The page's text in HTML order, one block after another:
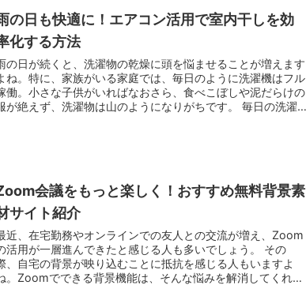
の日も快適に！エアコン活用で室内干しを効
化する方法
の日が続くと、洗濯物の乾燥に頭を悩ませることが増えます
ね。特に、家族がいる家庭では、毎日のように洗濯機はフル
働。小さな子供がいればなおさら、食べこぼしや泥だらけの
が絶えず、洗濯物は山のようになりがちです。 毎日の洗濯
会議をもっと楽しく！おすすめ無料背景素
サイト紹介
近、在宅勤務やオンラインでの友人との交流が増え、Zoom
活用が一層進んできたと感じる人も多いでしょう。 その
、自宅の背景が映り込むことに抵抗を感じる人もいますよ
。Zoomでできる背景機能は、そんな悩みを解消してくれま